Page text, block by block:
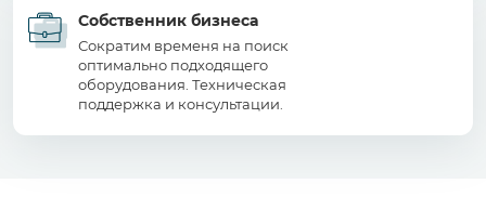
Собственник бизнеса
Сократим временя на поиск
оптимально подходящего
оборудования. Техническая
поддержка и консультации.